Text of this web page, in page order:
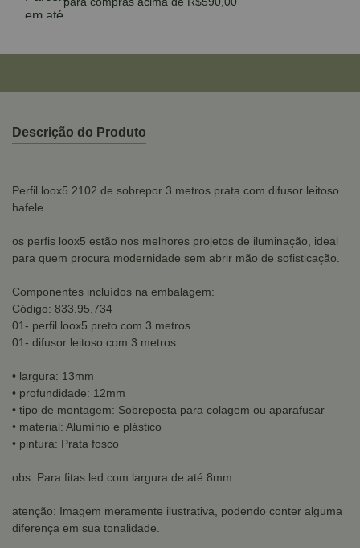
Descrição do Produto
Perfil loox5 2102 de sobrepor 3 metros prata com difusor leitoso
hafele
os perfis loox5 estão nos melhores projetos de iluminação, ideal
para quem procura modernidade sem abrir mão de sofisticação.
Componentes incluídos na embalagem:
Código: 833.95.734
01- perfil loox5 preto com 3 metros
01- difusor leitoso com 3 metros
• largura: 13mm
• profundidade: 12mm
• tipo de montagem: Sobreposta para colagem ou aparafusar
• material: Alumínio e plástico
• pintura: Prata fosco
obs: Para fitas led com largura de até 8mm
atenção: Imagem meramente ilustrativa, podendo conter alguma
diferença em sua tonalidade.